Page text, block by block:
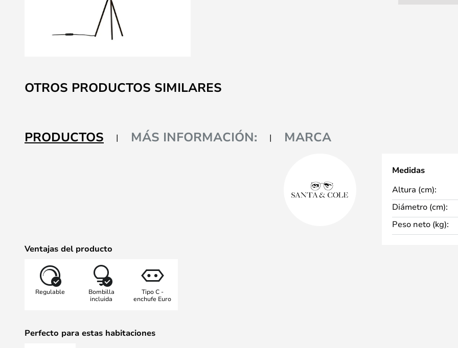
al
comienzo
galería
de
OTROS PRODUCTOS SIMILARES
PRODUCTOS MÁS INFORMACIÓN: MARCA
Ventajas del producto
Regulable
Bombilla
incluida
Tipo C -
enchufe Euro
Perfecto para estas habitaciones
Medidas
Altura (cm):
Diámetro (cm):
Peso neto (kg):